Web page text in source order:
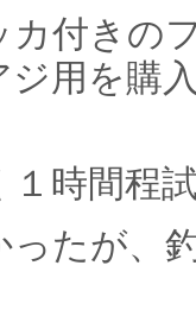
カ付きの
用を購
時間程
たが、